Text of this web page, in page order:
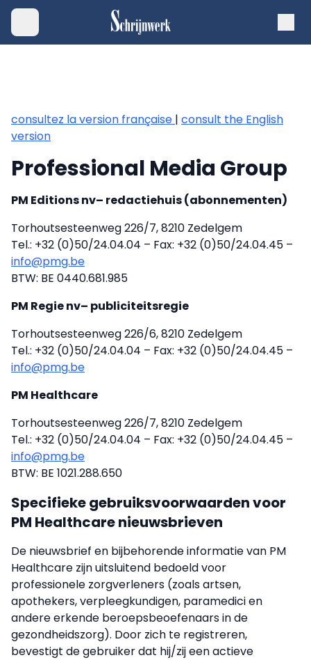
consultez la version française | consult the English
version
Professional Media Group
PM Editions nv– redactiehuis (abonnementen)
Torhoutsesteenweg 226/7, 8210 Zedelgem
Tel.: +32 (0)50/24.04.04 – Fax: +32 (0)50/24.04.45 –
info@pmg.be
BTW: BE 0440.681.985
PM Regie nv– publiciteitsregie
Torhoutsesteenweg 226/6, 8210 Zedelgem
Tel.: +32 (0)50/24.04.04 – Fax: +32 (0)50/24.04.45 –
info@pmg.be
PM Healthcare
Torhoutsesteenweg 226/7, 8210 Zedelgem
Tel.: +32 (0)50/24.04.04 – Fax: +32 (0)50/24.04.45 –
info@pmg.be
BTW: BE 1021.288.650
Specifieke gebruiksvoorwaarden voor
PM Healthcare nieuwsbrieven
De nieuwsbrief en bijbehorende informatie van PM
Healthcare zijn uitsluitend bedoeld voor
professionele zorgverleners (zoals artsen,
apothekers, verpleegkundigen, paramedici en
andere erkende beroepsbeoefenaars in de
gezondheidszorg). Door zich te registreren,
bevestigt de gebruiker dat hij/zij een actieve